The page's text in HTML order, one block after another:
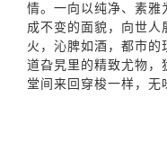
情。一向以纯净、素雅
成不变的面貌，向世人
火，沁脾如酒，都市
道旮旯里的精致尤物，
堂间来回穿梭一样，无